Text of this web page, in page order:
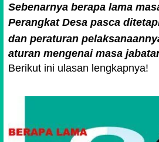
Sebenarnya berapa lama
Perangkat Desa pasca
dan peraturan
aturan mengenai masa
Berikut ini ulasan lengkapnya!